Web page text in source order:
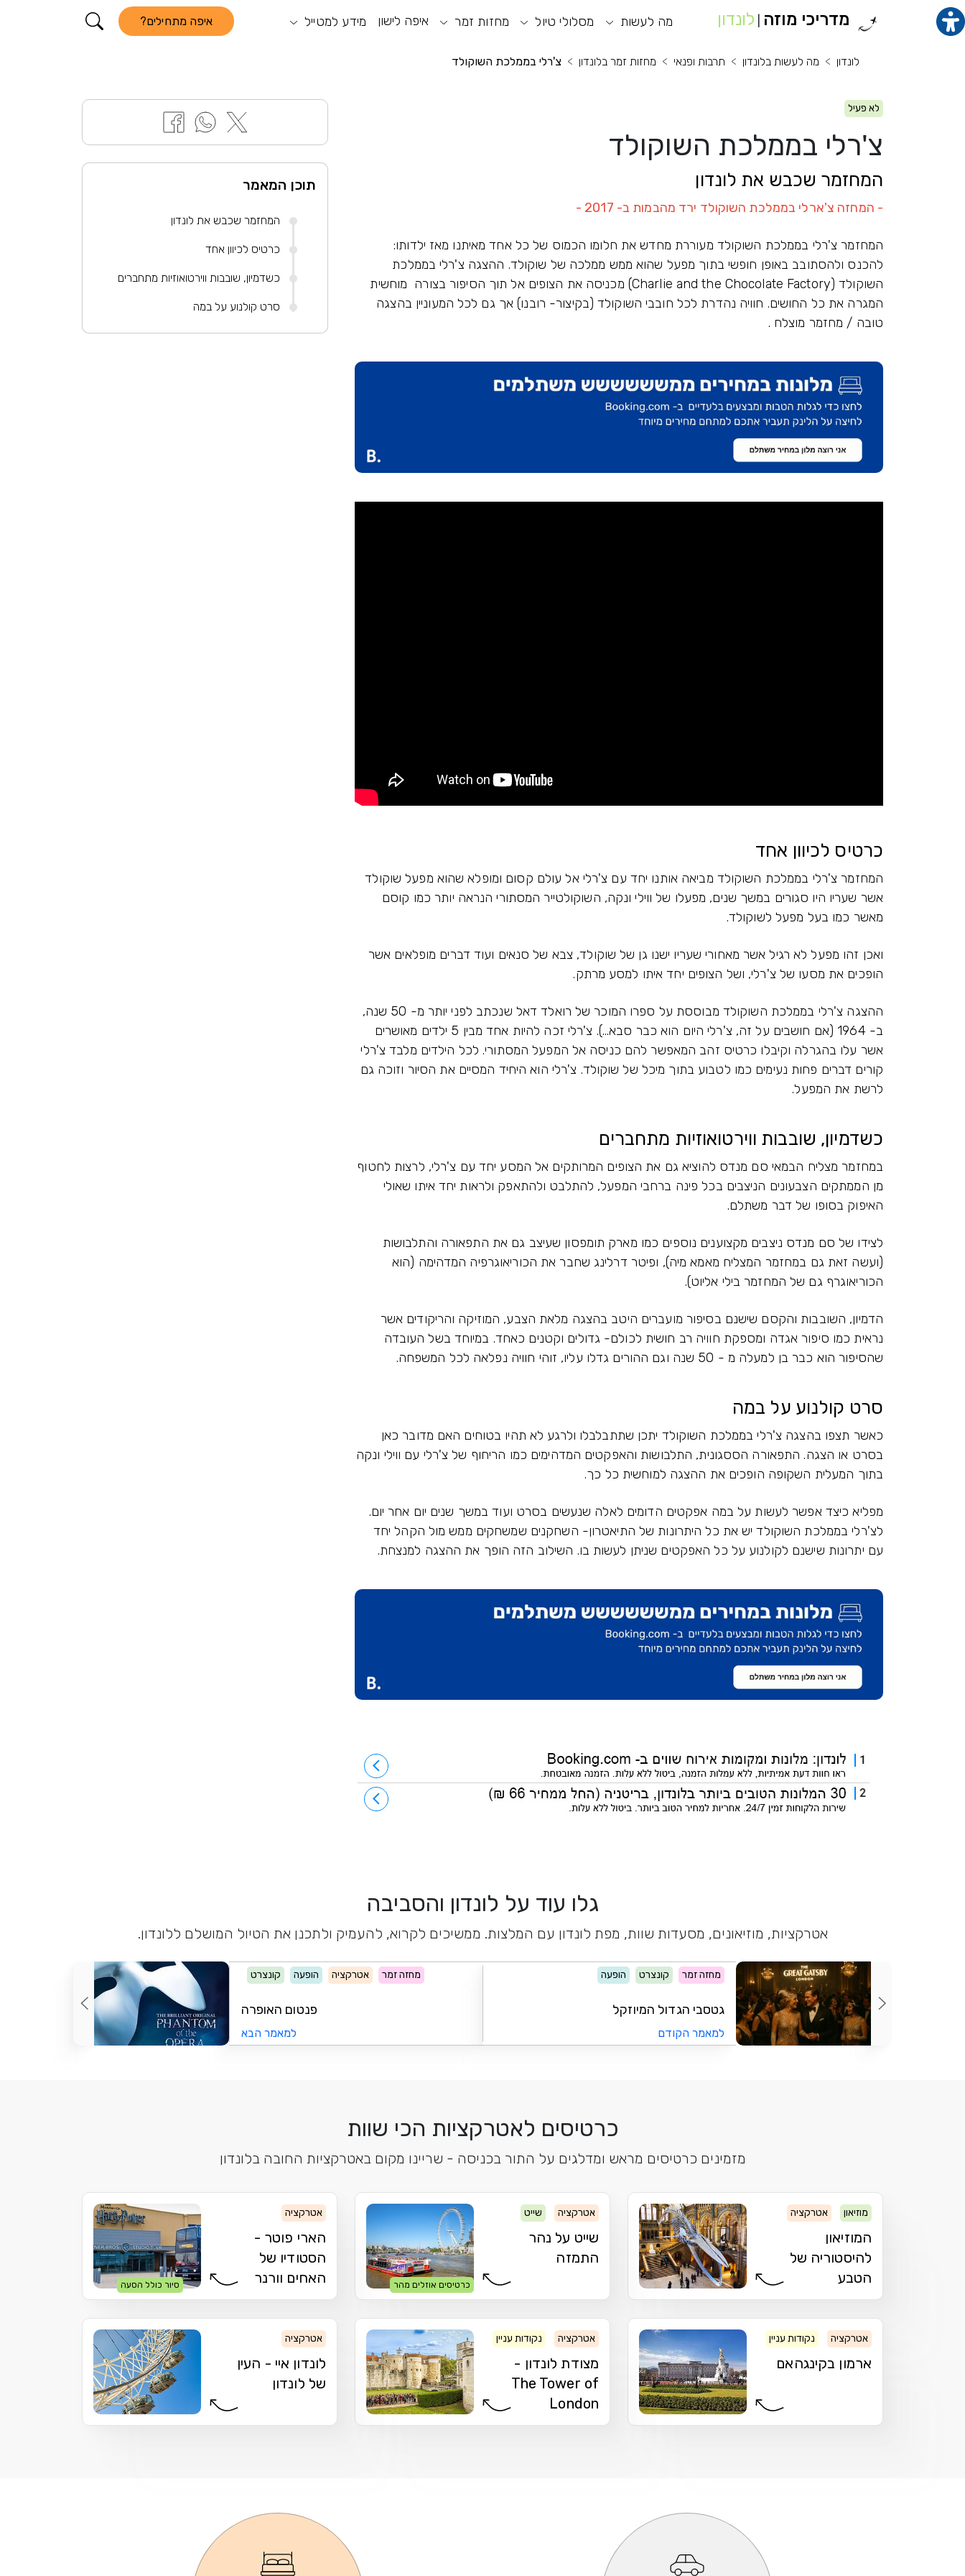
מדריכי מוזה לונדון מה לעשות מסלולי טיול מחזות זמר איפה לישון מידע למטייל איפה מתחילים?
לונדון מה לעשות בלונדון תרבות ופנאי מחזות זמר בלונדון צ'רלי בממלכת השוקולד
לא פעיל
צ'רלי בממלכת השוקולד
המחזמר שכבש את לונדון
- המחזה צ'ארלי בממלכת השוקולד ירד מהבמות ב- 2017 -
המחזמר צ'רלי בממלכת השוקולד מעוררת מחדש את חלומו הכמוס של כל אחד מאיתנו מאז ילדותו:
להכנס ולהסתובב באופן חופשי בתוך מפעל שהוא ממש ממלכה של שוקולד. ההצגה צ'רלי בממלכת
השוקולד (Charlie and the Chocolate Factory) מכניסה את הצופים אל תוך הסיפור בצורה מוחשית
המגרה את כל החושים. חוויה נהדרת לכל חובבי השוקולד (בקיצור- רובנו) אך גם לכל המעוניין בהצגה
טובה / מחזמר מוצלח .
כרטיס לכיוון אחד
המחזמר צ'רלי בממלכת השוקולד מביאה אותנו יחד עם צ'רלי אל עולם קסום ומופלא שהוא מפעל שוקולד
אשר שעריו היו סגורים במשך שנים, מפעלו של ווילי ונקה, השוקולטייר המסתורי הנראה יותר כמו קוסם
מאשר כמו בעל מפעל לשוקולד.
ואכן זהו מפעל לא רגיל אשר מאחורי שעריו ישנו גן של שוקולד, צבא של סנאים ועוד דברים מופלאים אשר
הופכים את מסעו של צ'רלי, ושל הצופים יחד איתו למסע מרתק.
ההצגה צ'רלי בממלכת השוקולד מבוססת על ספרו המוכר של רואלד דאל שנכתב לפני יותר מ- 50 שנה,
ב- 1964 (אם חושבים על זה, צ'רלי היום הוא כבר סבא...). צ'רלי זכה להיות אחד מבין 5 ילדים מאושרים
אשר עלו בהגרלה וקיבלו כרטיס זהב המאפשר להם כניסה אל המפעל המסתורי. לכל הילדים מלבד צ'רלי
קורים דברים פחות נעימים כמו לטבוע בתוך מיכל של שוקולד. צ'רלי הוא היחיד המסיים את הסיור וזוכה גם
לרשת את המפעל.
כשדמיון, שובבות ווירטואוזיות מתחברים
במחזמר מצליח הבמאי סם מנדס להוציא גם את הצופים המרותקים אל המסע יחד עם צ'רלי, לרצות לחטוף
מן הממתקים הצבעונים הניצבים בכל פינה ברחבי המפעל, להתלבט ולהתאפק ולראות יחד איתו שאולי
האיפוק בסופו של דבר משתלם.
לצידו של סם מנדס ניצבים מקצוענים נוספים כמו מארק תומפסון שעיצב גם את התפאורה והתלבושות
(ועשה זאת גם במחזמר המצליח מאמא מיה), ופיטר דרלינג שחבר את הכוריאוגרפיה המדהימה (הוא
הכוריאוגרף גם של המחזמר בילי אליוט).
הדמיון, השובבות והקסם שישנם בסיפור מועברים היטב בהצגה מלאת הצבע, המוזיקה והריקודים אשר
נראית כמו סיפור אגדה ומספקת חוויה רב חושית לכולם- גדולים וקטנים כאחד. במיוחד בשל העובדה
שהסיפור הוא כבר בן למעלה מ - 50 שנה וגם ההורים גדלו עליו, זוהי חוויה נפלאה לכל המשפחה.
סרט קולנוע על במה
כאשר תצפו בהצגה צ'רלי בממלכת השוקולד יתכן שתתבלבלו ולרגע לא תהיו בטוחים האם מדובר כאן
בסרט או הצגה. התפאורה הססגונית, התלבושות והאפקטים המדהימים כמו הריחוף של צ'רלי עם ווילי ונקה
בתוך המעלית השקופה הופכים את ההצגה למוחשית כל כך.
מפליא כיצד אפשר לעשות על במה אפקטים הדומים לאלה שנעשים בסרט ועוד במשך שנים יום אחר יום.
לצ'רלי בממלכת השוקולד יש את כל היתרונות של התיאטרון- השחקנים שמשחקים ממש מול הקהל יחד
עם יתרונות שישנם לקולנוע על כל האפקטים שניתן לעשות בו. השילוב הזה הופך את ההצגה למנצחת.
תוכן המאמר
המחזמר שכבש את לונדון
כרטיס לכיוון אחד
כשדמיון, שובבות ווירטואוזיות מתחברים
סרט קולנוע על במה
גלו עוד על לונדון והסביבה
אטרקציות, מוזיאונים, מסעדות שוות, מפת לונדון עם המלצות. ממשיכים לקרוא, להעמיק ולתכנן את הטיול המושלם ללונדון.
מחזה זמר קונצרט הופעה
גטסבי הגדול המיוזקל
למאמר הקודם
מחזה זמר אטרקציה הופעה קונצרט
פנטום האופרה
למאמר הבא
כרטיסים לאטרקציות הכי שוות
מזמינים כרטיסים מראש ומדלגים על התור בכניסה - שריינו מקום באטרקציות החובה בלונדון
מוזיאון אטרקציה
המוזיאון
להיסטוריה של
הטבע
אטרקציה שייט
שייט על נהר
התמזה
כרטיסים אוזלים מהר
אטרקציה
הארי פוטר -
הסטודיו של
האחים וורנר
סיור כולל הסעה
אטרקציה נקודות עניין ארמון
ארמון בקינגהאם
אטרקציה נקודות עניין מצודה
מצודת לונדון -
The Tower of
London
אטרקציה
לונדון איי - העין
של לונדון
תוכן מרכזי מנוע חיפוש תפריט ראשי תפריט נגישות קורא התוכן